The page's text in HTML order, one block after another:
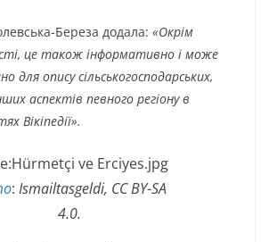
Береза додала: «Окрім
це також інформативно і може
для опису сільськогосподарських,
аспектів певного регіону в
Вікіпедії».
: Ismailtasgeldi, CC BY-SA
4.0.